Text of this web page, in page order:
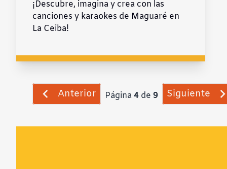
¡Descubre, imagina y crea con las
canciones y karaokes de Maguaré en
La Ceiba!
Anterior Página4 de 9 Siguiente